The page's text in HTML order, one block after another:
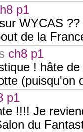
p1
WYCAS
de la
ch8 p1
! hâte
p1
!!!! Je
du